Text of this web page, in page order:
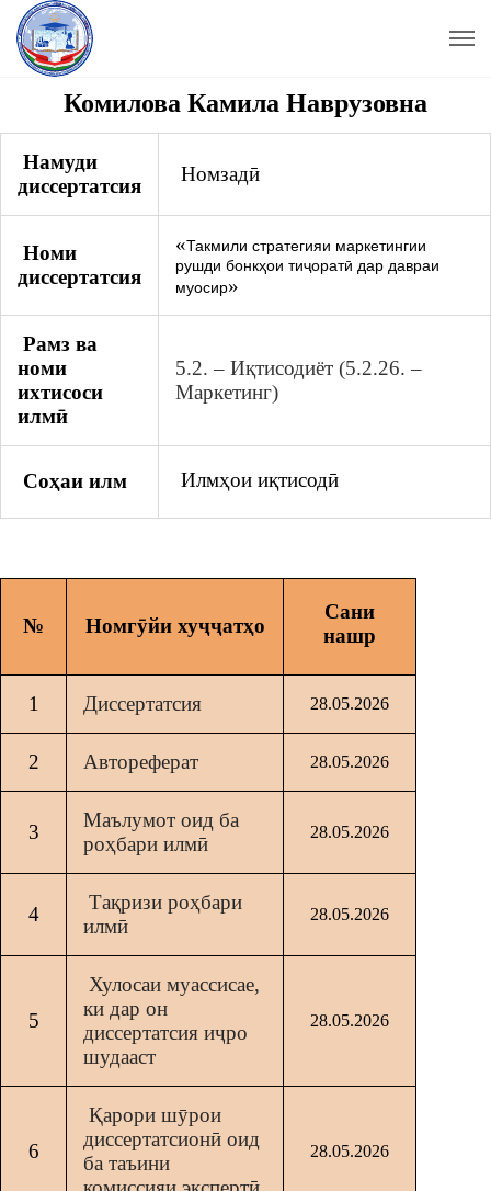
Комилова Камила Наврузовна
Намуди
диссертатсия
Номзадӣ
Номи
диссертатсия
«Такмили стратегияи маркетингии
рушди бонкҳои тиҷоратӣ дар давраи
муосир»
Рамз ва
номи
ихтисоси
илмӣ
5.2. – Иқтисодиёт (5.2.26. –
Маркетинг)
Coҳaи илм Илмҳои иқтисодӣ
№ Номгӯйи хуҷҷатҳо
Сани
нашр
1 Диссертатсия 28.05.2026
2 Автореферат 28.05.2026
3
Маълумот оид ба
роҳбари илмӣ
28.05.2026
4
Тақризи роҳбари
илмӣ
28.05.2026
5
Хулосаи муассисае,
ки дар он
диссертатсия иҷро
шудааст
28.05.2026
6
Қарори шӯрои
диссертатсионӣ оид
ба таъини
28.05.2026